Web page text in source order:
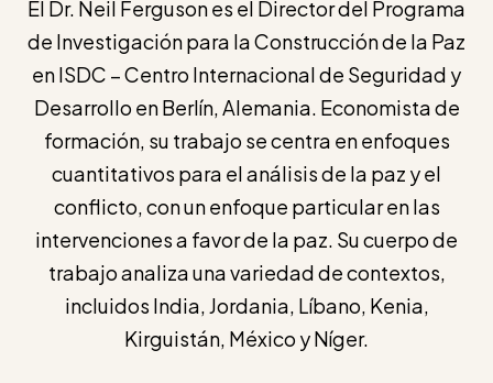
El Dr. Neil Ferguson es el Director del Programa
de Investigación para la Construcción de la Paz
en ISDC – Centro Internacional de Seguridad y
Desarrollo en Berlín, Alemania. Economista de
formación, su trabajo se centra en enfoques
cuantitativos para el análisis de la paz y el
conflicto, con un enfoque particular en las
intervenciones a favor de la paz. Su cuerpo de
trabajo analiza una variedad de contextos,
incluidos India, Jordania, Líbano, Kenia,
Kirguistán, México y Níger.